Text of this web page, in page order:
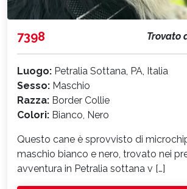
7398 Trovato
Luogo: Petralia Sottana, PA, Italia
Sesso: Maschio
Razza: Border Collie
Colori: Bianco, Nero
Questo cane è sprovvisto di
maschio bianco e nero, trovato nei
avventura in Petralia sottana v […]